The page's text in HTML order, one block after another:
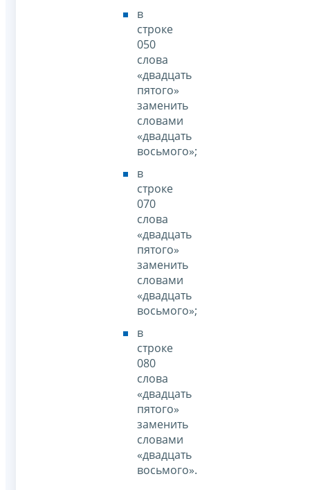
в
строке
050
слова
«двадцать
пятого»
заменить
словами
«двадцать
восьмого»;
в
строке
070
слова
«двадцать
пятого»
заменить
словами
«двадцать
восьмого»;
в
строке
080
слова
«двадцать
пятого»
заменить
словами
«двадцать
восьмого».